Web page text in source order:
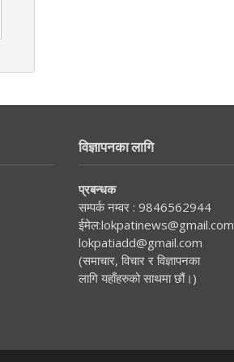
विज्ञापनका लागि
प्रबन्धक
सम्पर्क नम्वर : 9846562944
ईमेल:lokpatinews@gmail.com
lokpatiadd@gmail.com
(समाचार, विचार र विज्ञापनका
लागि यहाँहरुको साथमा छौं।)